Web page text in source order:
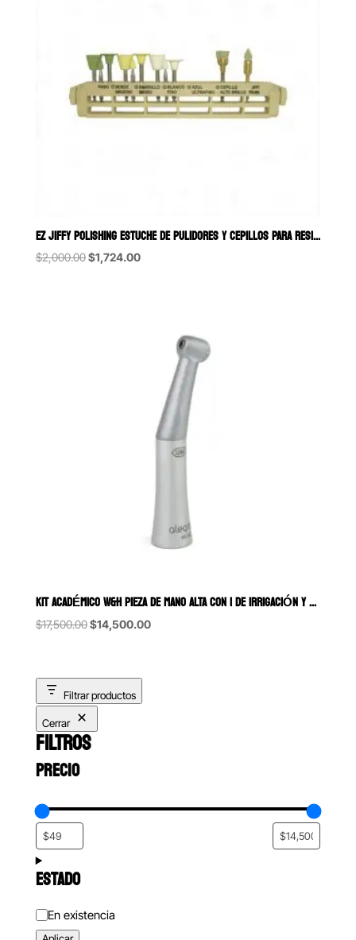
EZ JIFFY POLISHING ESTUCHE DE PULIDORES Y CEPILLOS PARA RESINA ZIRC
$2,000.00Original
$1,724.00Current
KIT ACADÉMICO W&H PIEZA DE MANO ALTA CON 1 DE IRRIGACIÓN Y PUSH
$17,500.00Original
$17,500.00.
$14,500.00Current
Filtrar productos
Cerrar
FILTROS
PRECIO
ESTADO
Estado
En existencia